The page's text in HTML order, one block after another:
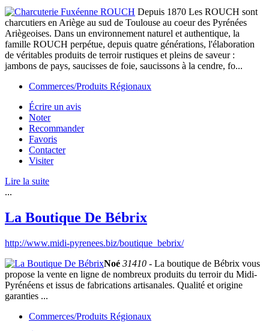
Depuis 1870 Les ROUCH sont
charcutiers en Ariège au sud de Toulouse au coeur des Pyrénées
Ariègeoises. Dans un environnement naturel et authentique, la
famille ROUCH perpétue, depuis quatre générations, l'élaboration
de véritables produits de terroir rustiques et pleins de saveur :
jambons de pays, saucisses de foie, saucissons à la cendre, fo...
Commerces/Produits Régionaux
Écrire un avis
Noter
Recommander
Favoris
Contacter
Visiter
Lire la suite
...
La Boutique De Bébrix
http://www.midi-pyrenees.biz/boutique_bebrix/
Noé 31410 - La boutique de Bébrix vous
propose la vente en ligne de nombreux produits du terroir du Midi-
Pyrénéens et issus de fabrications artisanales. Qualité et origine
garanties ...
Commerces/Produits Régionaux